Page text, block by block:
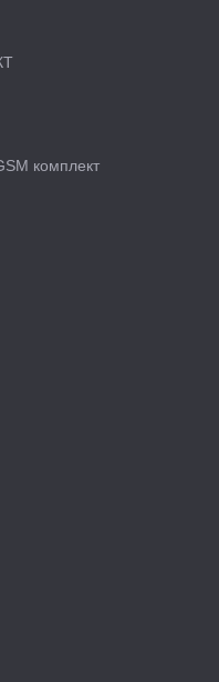
комплект